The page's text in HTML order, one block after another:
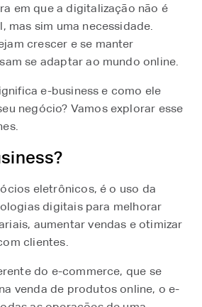
em que a digitalização não é
mas sim uma necessidade.
crescer e se manter
se adaptar ao mundo online.
e-business e como ele
negócio? Vamos explorar esse
eletrônicos, é o uso da
digitais para melhorar
aumentar vendas e otimizar
clientes.
do e-commerce, que se
venda de produtos online, o e-